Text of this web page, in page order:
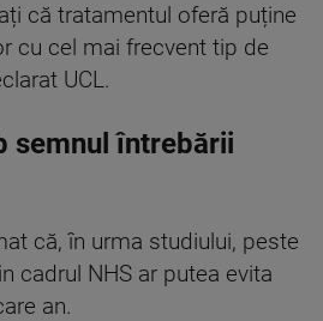
că tratamentul oferă puține
cu cel mai frecvent tip de
UCL.
semnul întrebării
că, în urma studiului, peste
cadrul NHS ar putea evita
an.